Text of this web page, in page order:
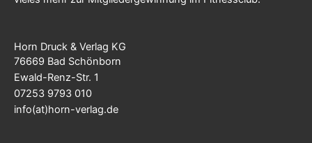
Horn Druck & Verlag KG
76669 Bad Schönborn
Ewald-Renz-Str. 1
07253 9793 010
info(at)horn-verlag.de